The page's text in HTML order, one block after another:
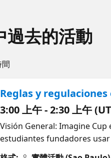
過去的活動
Reglas y
3:00 上午 - 2:30 上午
Visión General: Imagine
estudiantes fundadores
startups listas para el